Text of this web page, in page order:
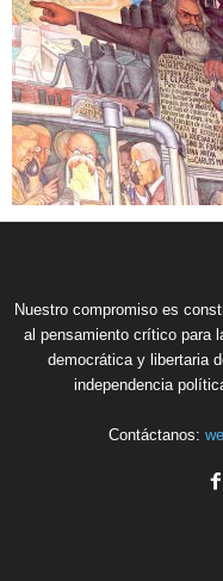
Nuestro compromiso es
al pensamiento crítico para
democrática y libertaria
independencia
Contáctanos: